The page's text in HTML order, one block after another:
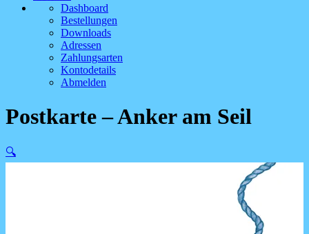
Dashboard
Bestellungen
Downloads
Adressen
Zahlungsarten
Kontodetails
Abmelden
Postkarte – Anker am Seil
🔍